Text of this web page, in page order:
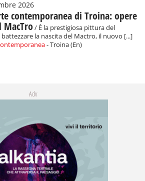
2026
contemporanea di Troina: opere
MacTro/ È la prestigiosa pittura del
la nascita del Mactro, il nuovo [...]
- Troina (En)
Adv